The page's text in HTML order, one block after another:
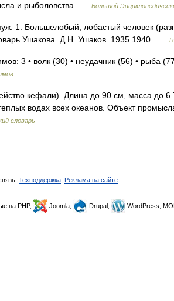
и рыболовства …
Большой
1. Большелобый, лобастый человек
Ушакова. Д.Н. Ушаков. 1935 1940 …
3 • волк (30) • неудачник (56) • рыба
кефали). Длина до 90 см, масса до 6 7
водах всех океанов. Объект
словарь
Техподдержка Реклама на сайте
на PHP, Joomla, Drupal, WordPress,